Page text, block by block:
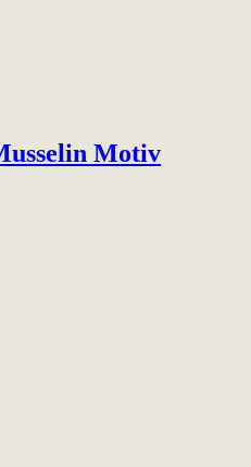
Motiv